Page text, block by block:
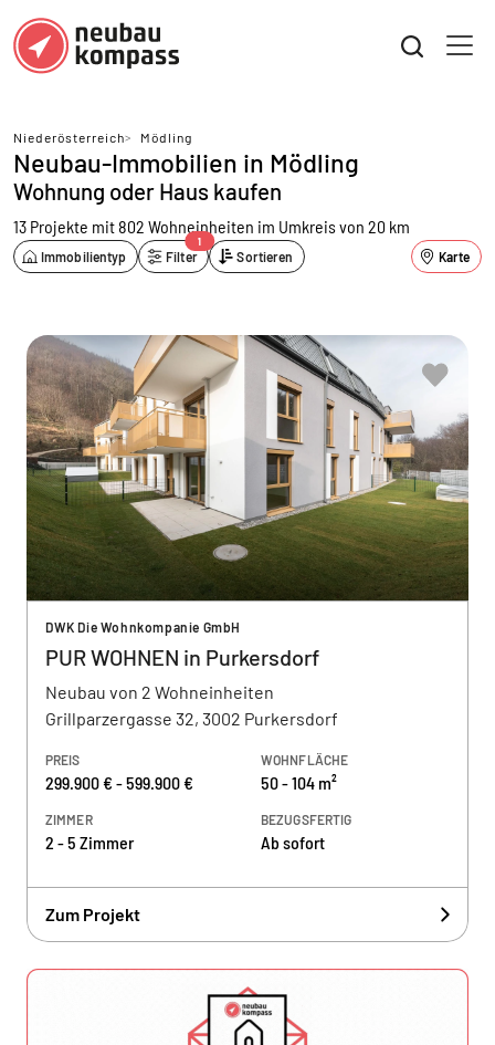
Niederösterreich> Mödling
Neubau-Immobilien in Mödling
Wohnung oder Haus kaufen
13 Projekte mit 802 Wohneinheiten im Umkreis von 20 km
Immobilientyp Filter
1
Sortieren Karte
DWK Die Wohnkompanie GmbH
PUR WOHNEN in Purkersdorf
Neubau von 2 Wohneinheiten
Grillparzergasse 32, 3002 Purkersdorf
PREIS
299.900 € - 599.900 €
WOHNFLÄCHE
50 - 104 m²
ZIMMER
2 - 5 Zimmer
BEZUGSFERTIG
Ab sofort
Zum Projekt